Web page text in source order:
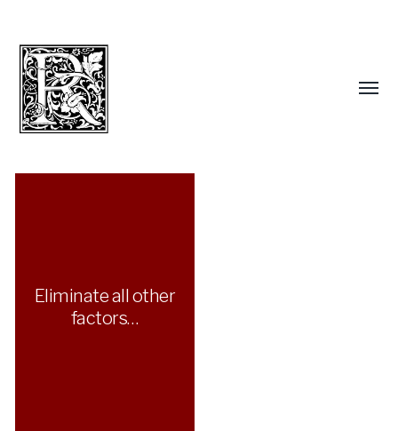
Eliminate all other
factors…